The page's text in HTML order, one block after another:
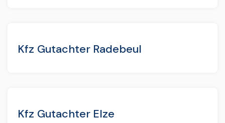
Kfz Gutachter Radebeul
Kfz Gutachter Elze